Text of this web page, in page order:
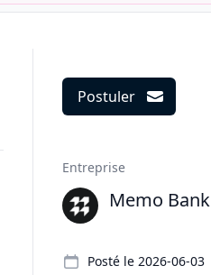
Postuler
Entreprise
Memo Bank
Posté le 2026-06-03